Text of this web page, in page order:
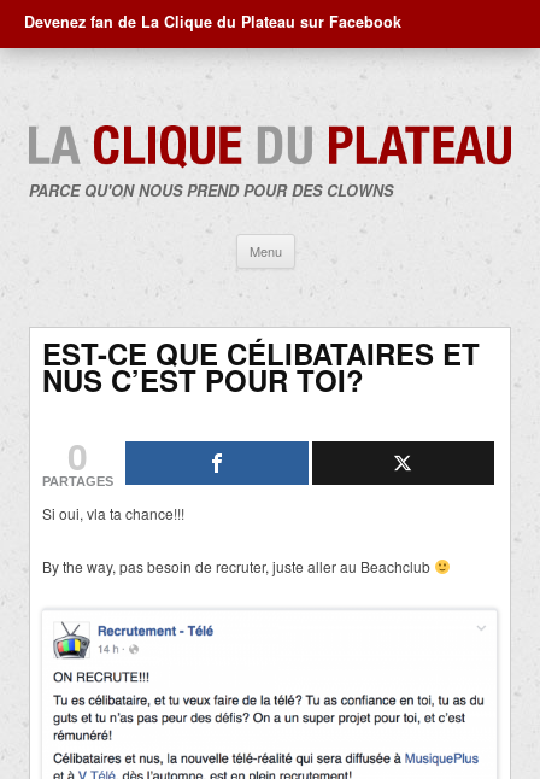
Devenez fan de La Clique du Plateau sur Facebook
PARCE QU'ON NOUS PREND POUR DES CLOWNS
Menu
contenu
EST-CE QUE CÉLIBATAIRES ET
NUS C’EST POUR TOI?
0
PARTAGES
Si oui, vla ta chance!!!
By the way, pas besoin de recruter, juste aller au Beachclub